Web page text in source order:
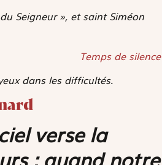
Seigneur », et saint Siméon
Temps de silence
dans les difficultés.
verse la
; quand notre